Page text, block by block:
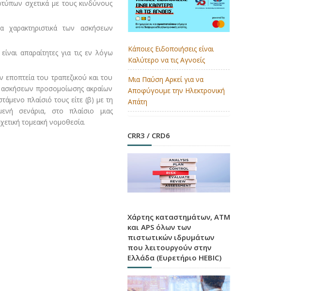
σχετικά με τους κινδύνους
χαρακτηριστικά των ασκήσεων
απαραίτητες για τις εν λόγω
εποπτεία του τραπεζικού και του
ασκήσεων προσομοίωσης ακραίων
πλαίσιό τους είτε (β) με τη
σενάρια, στο πλαίσιο μιας
τομεακή νομοθεσία.
Κάποιες Ειδοποιήσεις είναι
Καλύτερο να τις Αγνοείς
Μια Παύση Αρκεί για να
Αποφύγουμε την Ηλεκτρονική
Απάτη
CRR3 / CRD6
Χάρτης καταστημάτων, ATM
και APS όλων των
πιστωτικών ιδρυμάτων
που λειτουργούν στην
Ελλάδα (Ευρετήριο HEBIC)